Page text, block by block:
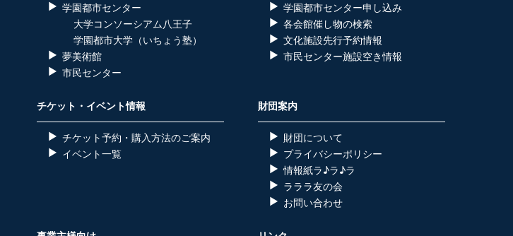
学園都市センター
大学コンソーシアム八王子
学園都市大学（いちょう塾）
夢美術館
市民センター
学園都市センター申し込み
各会館催し物の検索
文化施設先行予約情報
市民センター施設空き情報
チケット・イベント情報
チケット予約・購入方法のご案内
イベント一覧
財団案内
財団について
プライバシーポリシー
情報紙ラ♪ラ♪ラ
ラララ友の会
お問い合わせ